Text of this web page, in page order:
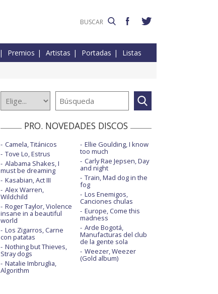
Premios Artistas Portadas Listas
PRO. NOVEDADES DISCOS
Camela, Titánicos
Tove Lo, Estrus
Alabama Shakes, I
must be dreaming
Kasabian, Act III
Alex Warren,
Wildchild
Roger Taylor, Violence
insane in a beautiful
world
Los Zigarros, Carne
con patatas
Nothing but Thieves,
Stray dogs
Natalie Imbruglia,
Algorithm
Ellie Goulding, I know
too much
Carly Rae Jepsen, Day
and night
Train, Mad dog in the
fog
Los Enemigos,
Canciones chulas
Europe, Come this
madness
Arde Bogotá,
Manufacturas del club
de la gente sola
Weezer, Weezer
(Gold album)